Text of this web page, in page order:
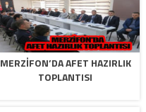
MERZİFON’DA AFET HAZIRLIK
TOPLANTISI